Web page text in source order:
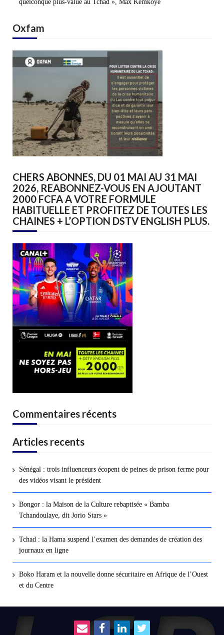
quelconque plus-value au Tchad », Max Kemkoye
Oxfam
CHERS ABONNES, DU 01 MAI AU 31 MAI
2026, REABONNEZ-VOUS EN AJOUTANT
2000 FCFA A VOTRE FORMULE
HABITUELLE ET PROFITEZ DE TOUTES LES
CHAINES + L’OPTION DSTV ENGLISH PLUS.
Commentaires récents
Articles recents
Sénégal : trois influenceurs écopent de peines de prison ferme pour
des vidéos visant le président
Bongor : la Maison de la Culture rebaptisée « Bamba
Tchandoulaye, dit Jorio Stars »
Tchad : la Hama suspend l’examen des demandes de création des
journaux en ligne
Boko Haram et la nouvelle donne sécuritaire en Afrique de l’Ouest
et du Centre